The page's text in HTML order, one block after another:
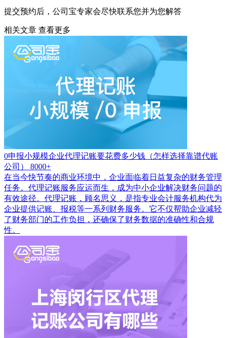
提交预约后，公司宝专家会尽快联系您并为您解答
相关文章 查看更多
0申报小规模企业代理记账要花费多少钱（怎样选择靠谱代账
公司）
8000+
在当今快节奏的商业环境中，企业面临着日益复杂的财务管理
任务。代理记账服务应运而生，成为中小企业解决财务问题的
有效途径。代理记账，顾名思义，是指专业会计服务机构代为
企业提供记账、报税等一系列财务服务。它不仅帮助企业减轻
了财务部门的工作负担，还确保了财务数据的准确性和合规
性。